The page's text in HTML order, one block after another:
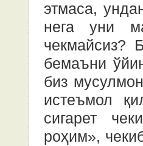
этмаса,
нега уни
чекмайсиз?
бемаъни
биз
истеъмол
сигарет
роҳим»,